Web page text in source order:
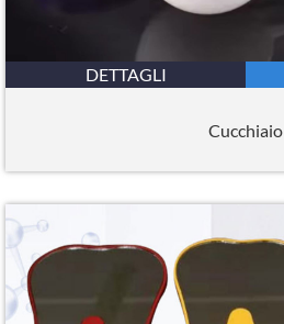
DETTAGLI
Cucchiaio